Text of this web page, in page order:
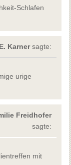
Schlafen
Karnersagte:
urige
Freidhofer
sagte:
mit